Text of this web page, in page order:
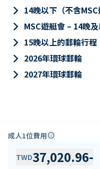
keyboard_arrow_right 14晚以下（不含MSC
keyboard_arrow_right MSC遊艇會 – 14晚
keyboard_arrow_right 15晚以上的郵輪行程
keyboard_arrow_right 2026年環球郵輪
keyboard_arrow_right 2027年環球郵輪
成人1位費用info
TWD37,020.96-